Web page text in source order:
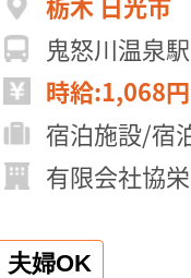
鬼怒川温泉駅
時給:1,068
宿泊施設/宿
有限会社協
夫婦OK